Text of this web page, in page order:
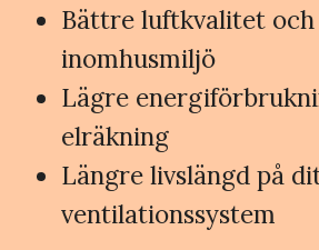
Bättre luftkvalitet
inomhusmiljö
Lägre
elräkning
Längre livslängd på
ventilationssystem